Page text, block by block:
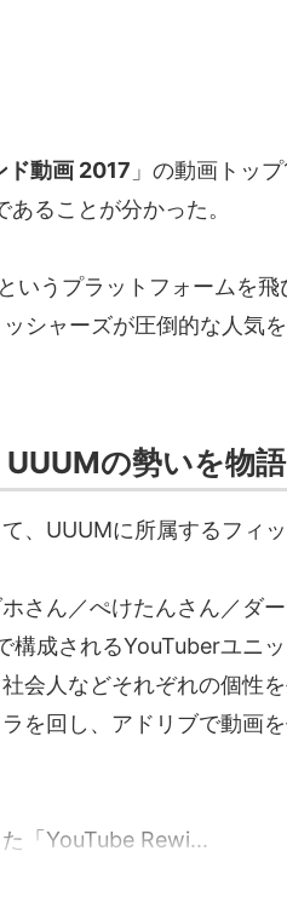
ド動画 2017 」の動画トッ
あることが分かった。
いうプラットフォームを
シャーズが圧倒的な人気
の勢いを物
、UUUMに所属するフィッ
さん／ぺけたんさん／ダ
構成されるYouTuberユニ
会人などそれぞれの個性
を回し、アドリブで動画
「YouTube Rewi...